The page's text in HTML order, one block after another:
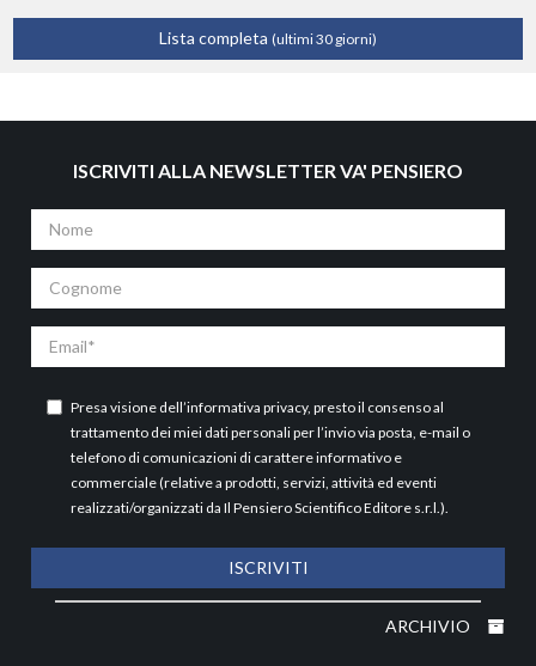
Lista completa (ultimi 30 giorni)
ISCRIVITI ALLA NEWSLETTER VA' PENSIERO
Nome
Cognome
Email
Presa visione dell’informativa privacy, presto il consenso al
trattamento dei miei dati personali per l’invio via posta, e-mail o
telefono di comunicazioni di carattere informativo e
commerciale (relative a prodotti, servizi, attività ed eventi
realizzati/organizzati da Il Pensiero Scientifico Editore s.r.l.).
ISCRIVITI
ARCHIVIO